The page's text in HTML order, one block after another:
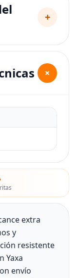
+
+
extra
y
resistente
Yaxa
envío